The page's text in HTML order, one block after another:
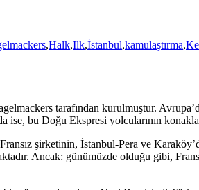
,Halk,Ilk,İstanbul,kamulaştırma,
tarafından kurulmuştur.
bu Doğu Ekspresi yolcularının
şirketinin, İstanbul-Pera ve
Ancak: günümüzde olduğu gibi,